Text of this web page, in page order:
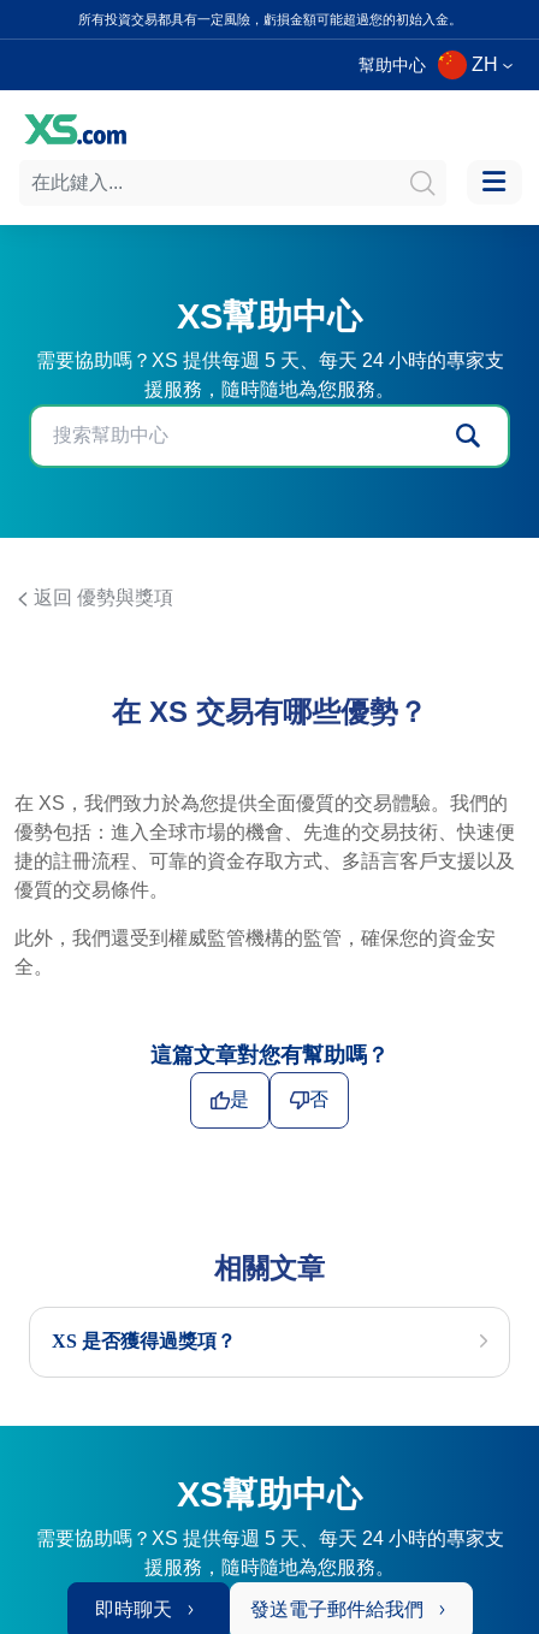
所有投資交易都具有一定風險，虧損金額可能超過您的初始入金。
幫助中心 ZH
XS幫助中心
需要協助嗎？XS 提供每週 5 天、每天 24 小時的專家支
援服務，隨時隨地為您服務。
返回 優勢與獎項
在 XS 交易有哪些優勢？
在 XS，我們致力於為您提供全面優質的交易體驗。我們的
優勢包括：進入全球市場的機會、先進的交易技術、快速便
捷的註冊流程、可靠的資金存取方式、多語言客戶支援以及
優質的交易條件。
此外，我們還受到權威監管機構的監管，確保您的資金安
全。
這篇文章對您有幫助嗎？
是 否
相關文章
XS 是否獲得過獎項？
XS幫助中心
需要協助嗎？XS 提供每週 5 天、每天 24 小時的專家支
援服務，隨時隨地為您服務。
即時聊天 發送電子郵件給我們